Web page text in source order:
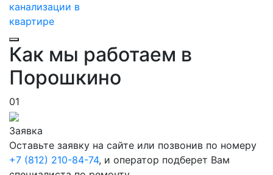
канализации в
квартире
Как мы работаем в
Порошкино
01
Заявка
Оставьте заявку на сайте или позвонив по номеру
+7 (812) 210-84-74, и оператор подберет Вам